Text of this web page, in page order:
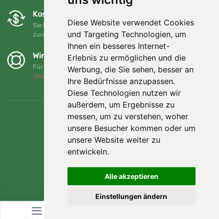
Diese Website verwendet Cookies
und Targeting Technologien, um
Ihnen ein besseres Internet-
Erlebnis zu ermöglichen und die
Werbung, die Sie sehen, besser an
Ihre Bedürfnisse anzupassen.
Diese Technologien nutzen wir
außerdem, um Ergebnisse zu
messen, um zu verstehen, woher
unsere Besucher kommen oder um
unsere Website weiter zu
entwickeln.
Alle akzeptieren
Einstellungen ändern
Kostenloser Umtausch und Rückgabe
Sie können Ihre Bestellung jederzeit innerhalb von 90 Tagen
zurückgeben oder umtauschen.
Wir unterstützen Trees.org
Für jede Bestellung pflanzen wir einen Baum! Mehr lesen
Über uns